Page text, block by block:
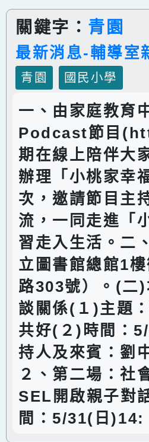
關鍵字： 青園
最新消息-輔導室
青園
國民小學
一、由家庭教育
Podcast節目
期在線上陪伴大
辦理「小桃家幸
次，邀請節目主
流，一同走進「
習走入生活。二
立圖書館總館1
路303號）。(二
談關係(１)主題
共好(２)時間：
持人及來賓：劉
２、第二場：社
SEL開啟親子對
間：5/31(日)14: